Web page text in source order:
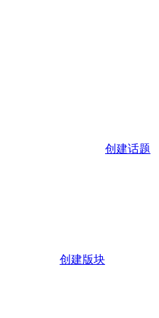
创建话题
创建版块